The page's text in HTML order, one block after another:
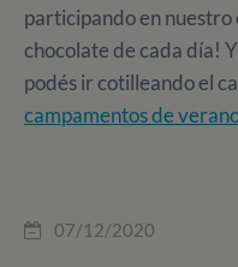
participando en nuestro
chocolate de cada día!
podés ir cotilleando el
campamentos de
07/12/2020